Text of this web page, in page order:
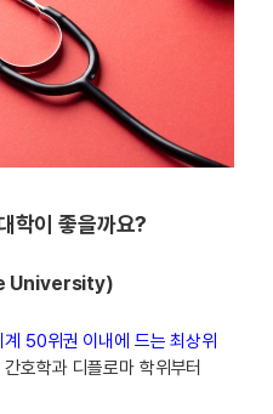
학이 좋을까요?
University)
계 50위권 이내에 드는 최상위
호학과 디플로마 학위부터